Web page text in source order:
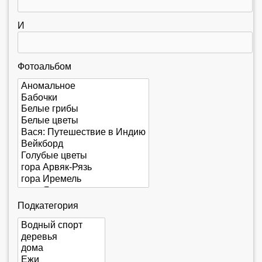
с
И
Фотоальбом
Подкатегория